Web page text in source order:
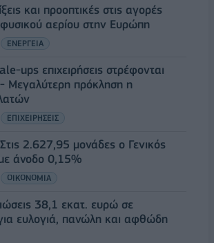
και προοπτικές στις αγορές
φυσικού αερίου στην Ευρώπη
ΕΝΕΡΓΕΙΑ
ups επιχειρήσεις στρέφονται
Μεγαλύτερη πρόκληση η
ΕΠΙΧΕΙΡΗΣΕΙΣ
2.627,95 μονάδες ο Γενικός
άνοδο 0,15%
ΟΙΚΟΝΟΜΙΑ
38,1 εκατ. ευρώ σε
ευλογιά, πανώλη και αφθώδη